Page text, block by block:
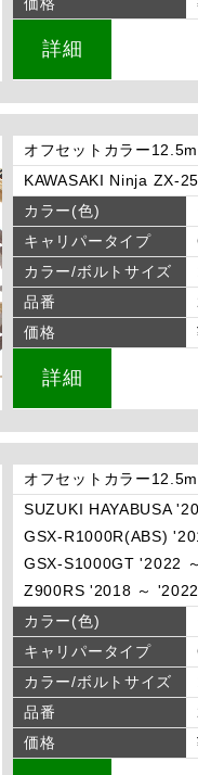
詳細
オフセットカラー
KAWASAKI Ninja ZX-
カラー(色)
キャリパータイプ
カラー/ボルトサイズ
品番
価格
詳細
オフセットカラー
SUZUKI HAYABUSA
GSX-R1000R(ABS)
GSX-S1000GT '2022
Z900RS '2018 ～ '2022
カラー(色)
キャリパータイプ
カラー/ボルトサイズ
品番
価格